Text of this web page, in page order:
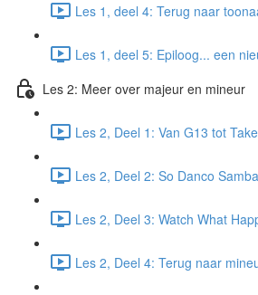
Les 1, deel 4: Terug naar
Les 1, deel 5: Epiloog... een
Les 2: Meer over majeur en mineur
Les 2, Deel 1: Van G13 tot
Les 2, Deel 2: So Danco
Les 2, Deel 3: Watch What
Les 2, Deel 4: Terug naar